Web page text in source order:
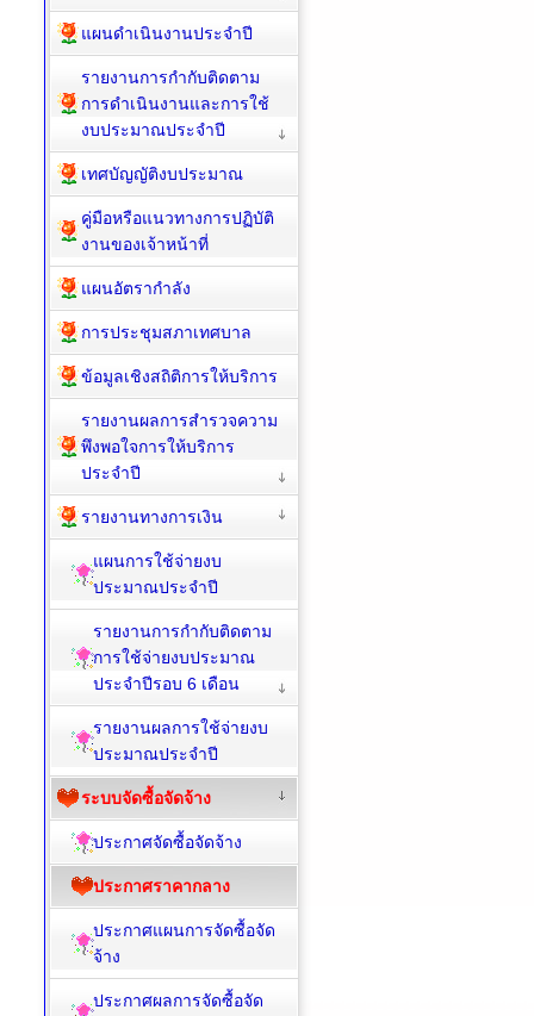
แผนดำเนินงานประจำปี
รายงานการกำกับติดตาม
การดำเนินงานและการใช้
งบประมาณประจำปี
เทศบัญญัติงบประมาณ
คู่มือหรือแนวทางการปฏิบัติ
งานของเจ้าหน้าที่
แผนอัตรากำลัง
การประชุมสภาเทศบาล
ข้อมูลเชิงสถิติการให้บริการ
รายงานผลการสำรวจความ
พึงพอใจการให้บริการ
ประจำปี
รายงานทางการเงิน
แผนการใช้จ่ายงบ
ประมาณประจำปี
รายงานการกำกับติดตาม
การใช้จ่ายงบประมาณ
ประจำปีรอบ 6 เดือน
รายงานผลการใช้จ่ายงบ
ประมาณประจำปี
ระบบจัดซื้อจัดจ้าง
ประกาศจัดซื้อจัดจ้าง
ประกาศราคากลาง
ประกาศแผนการจัดซื้อจัด
จ้าง
ประกาศผลการจัดซื้อจัด